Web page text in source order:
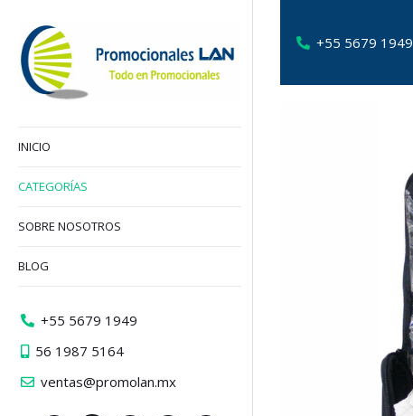
+55 5679 1949
INICIO
CATEGORÍAS
SOBRE NOSOTROS
BLOG
+55 5679 1949
56 1987 5164
ventas@promolan.mx